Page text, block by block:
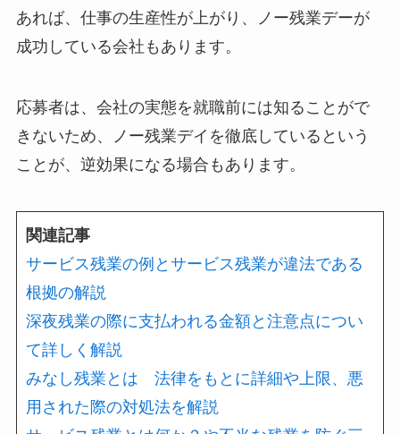
あれば、仕事の生産性が上がり、ノー残業デーが
成功している会社もあります。
応募者は、会社の実態を就職前には知ることがで
きないため、ノー残業デイを徹底しているという
ことが、逆効果になる場合もあります。
関連記事
サービス残業の例とサービス残業が違法である
根拠の解説
深夜残業の際に支払われる金額と注意点につい
て詳しく解説
みなし残業とは 法律をもとに詳細や上限、悪
用された際の対処法を解説